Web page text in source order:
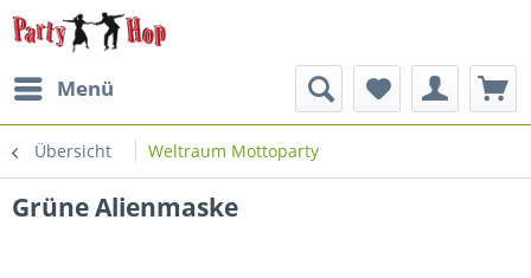
Menü
Übersicht Weltraum Mottoparty
Grüne Alienmaske